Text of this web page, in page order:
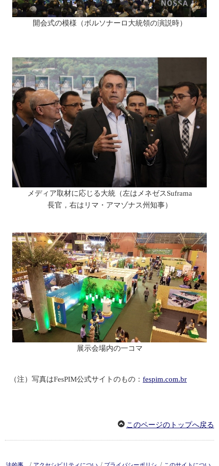
開会式の模様（ボルソナーロ大統領の演説時）
メディア取材に応じる大統（左はメネゼスSuframa
長官，右はリマ・アマゾナス州知事）
展示会場内の一コマ
（注）写真はFesPIM公式サイトのもの： fespim.com.br
このページのトップへ戻る
/ / /